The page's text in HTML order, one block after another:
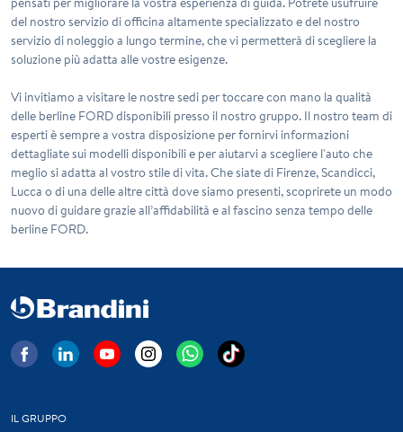
del nostro servizio di officina altamente specializzato e del nostro
servizio di noleggio a lungo termine, che vi permetterà di scegliere la
soluzione più adatta alle vostre esigenze.
Vi invitiamo a visitare le nostre sedi per toccare con mano la qualità
delle berline FORD disponibili presso il nostro gruppo. Il nostro team di
esperti è sempre a vostra disposizione per fornirvi informazioni
dettagliate sui modelli disponibili e per aiutarvi a scegliere l'auto che
meglio si adatta al vostro stile di vita. Che siate di Firenze, Scandicci,
Lucca o di una delle altre città dove siamo presenti, scoprirete un modo
nuovo di guidare grazie all’affidabilità e al fascino senza tempo delle
berline FORD.
IL GRUPPO